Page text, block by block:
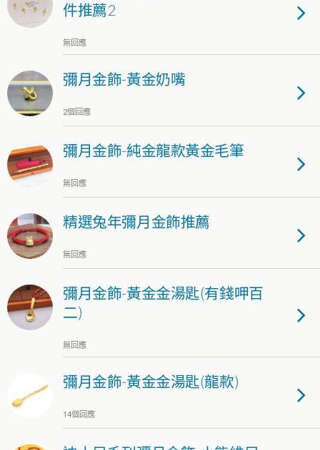
件推薦2
無回應
彌月金飾-黃金奶嘴
2個回應
彌月金飾-純金龍款黃金毛筆
無回應
精選兔年彌月金飾推薦
無回應
彌月金飾-黃金金湯匙(有錢呷百
二)
無回應
彌月金飾-黃金金湯匙(龍款)
14個回應